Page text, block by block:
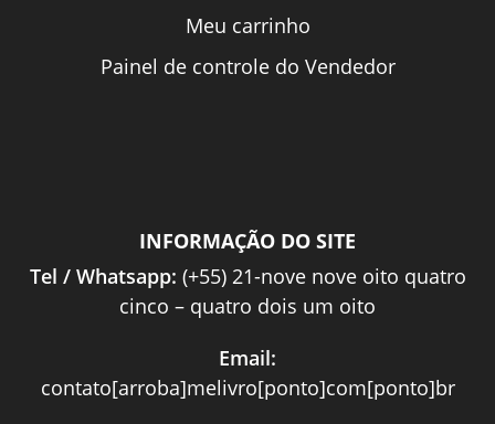
Meu carrinho
Painel de controle do Vendedor
INFORMAÇÃO DO SITE
Tel / Whatsapp: (+55) 21-nove nove oito quatro
cinco – quatro dois um oito
Email:
contato[arroba]melivro[ponto]com[ponto]br